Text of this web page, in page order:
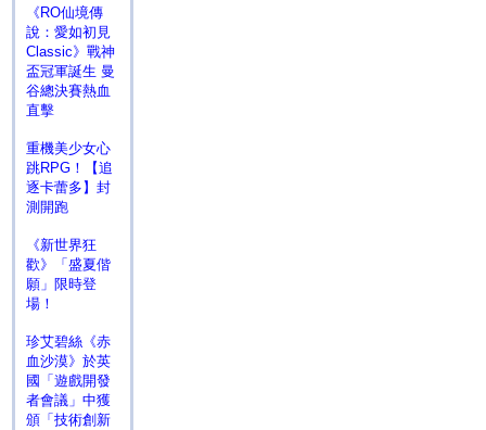
《RO仙境傳
說：愛如初見
Classic》戰神
盃冠軍誕生 曼
谷總決賽熱血
直擊
重機美少女心
跳RPG！【追
逐卡蕾多】封
測開跑
《新世界狂
歡》「盛夏偕
願」限時登
場！
珍艾碧絲《赤
血沙漠》於英
國「遊戲開發
者會議」中獲
頒「技術創新